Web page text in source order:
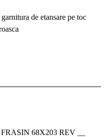
de etansare pe toc
68X203 REV __